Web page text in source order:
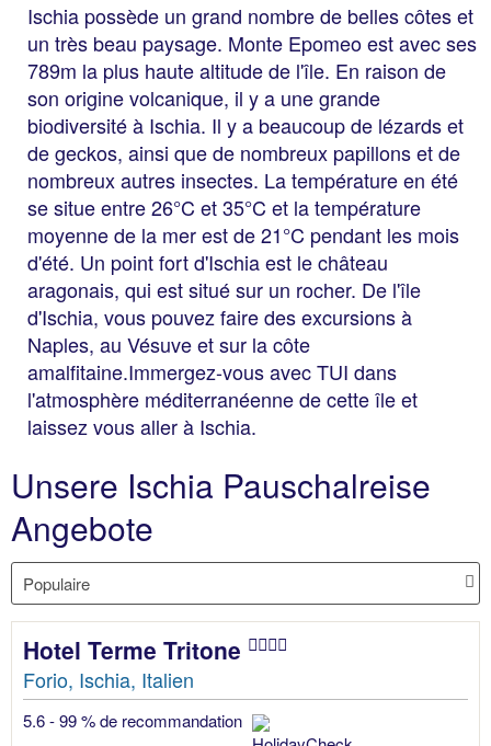
Ischia possède un grand nombre de belles côtes et
un très beau paysage. Monte Epomeo est avec ses
789m la plus haute altitude de l'île. En raison de
son origine volcanique, il y a une grande
biodiversité à Ischia. Il y a beaucoup de lézards et
de geckos, ainsi que de nombreux papillons et de
nombreux autres insectes. La température en été
se situe entre 26°C et 35°C et la température
moyenne de la mer est de 21°C pendant les mois
d'été. Un point fort d'Ischia est le château
aragonais, qui est situé sur un rocher. De l'île
d'Ischia, vous pouvez faire des excursions à
Naples, au Vésuve et sur la côte
amalfitaine.Immergez-vous avec TUI dans
l'atmosphère méditerranéenne de cette île et
laissez vous aller à Ischia.
Unsere Ischia Pauschalreise
Angebote
Hotel Terme Tritone
Forio, Ischia, Italien
5.6 - 99 % de recommandation